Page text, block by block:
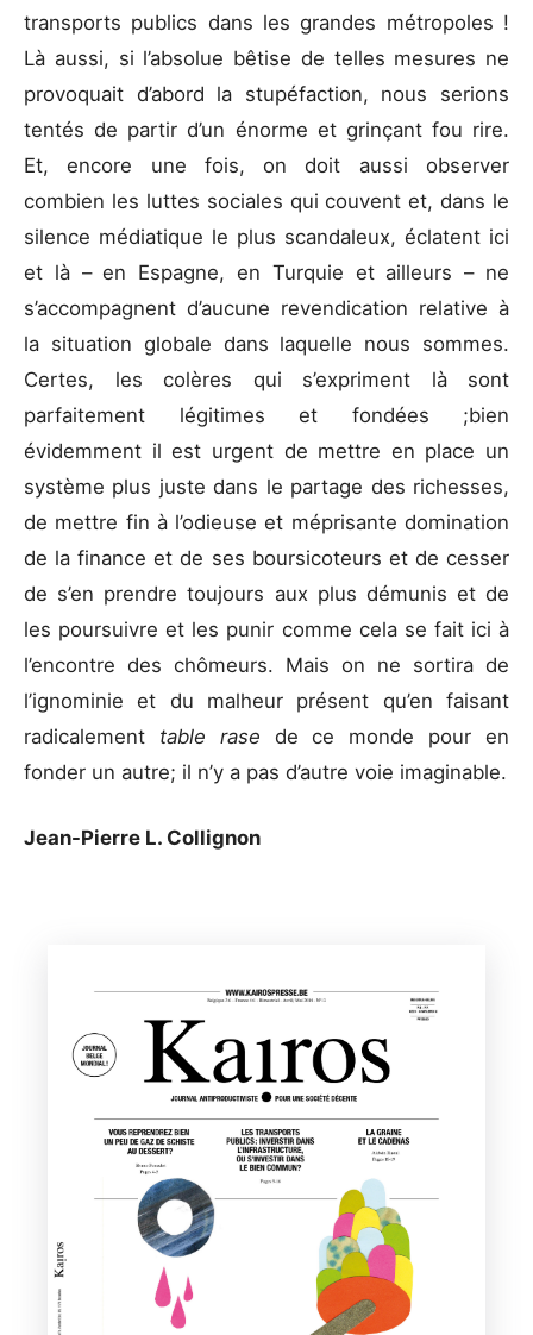
transports publics dans les grandes métropoles !
Là aussi, si l’absolue bêtise de telles mesures ne
provoquait d’abord la stupéfaction, nous serions
tentés de partir d’un énorme et grinçant fou rire.
Et, encore une fois, on doit aussi observer
combien les luttes sociales qui couvent et, dans le
silence médiatique le plus scandaleux, éclatent ici
et là – en Espagne, en Turquie et ailleurs – ne
s’accompagnent d’aucune revendication relative à
la situation globale dans laquelle nous sommes.
Certes, les colères qui s’expriment là sont
parfaitement légitimes et fondées ;bien
évidemment il est urgent de mettre en place un
système plus juste dans le partage des richesses,
de mettre fin à l’odieuse et méprisante domination
de la finance et de ses boursicoteurs et de cesser
de s’en prendre toujours aux plus démunis et de
les poursuivre et les punir comme cela se fait ici à
l’encontre des chômeurs. Mais on ne sortira de
l’ignominie et du malheur présent qu’en faisant
radicalement table rase de ce monde pour en
fonder un autre; il n’y a pas d’autre voie imaginable.
Jean-Pierre L. Collignon